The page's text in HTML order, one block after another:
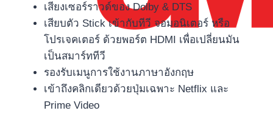
เสียงเซอร์ราวด์ของ Dolby & DTS
เสียบตัว Stick เข้ากับทีวี จอมอนิเตอร์ หรือ
โปรเจคเตอร์ ด้วยพอร์ต HDMI เพื่อเปลี่ยนมัน
เป็นสมาร์ททีวี
รองรับเมนูการใช้งานภาษาอังกฤษ
เข้าถึงคลิกเดียวด้วยปุ่มเฉพาะ Netflix และ
Prime Video